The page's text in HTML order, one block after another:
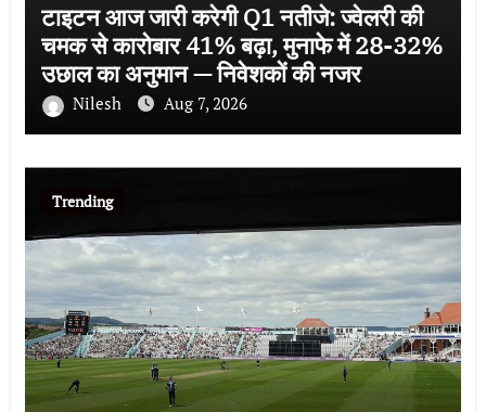
टाइटन आज जारी करेगी Q1 नतीजे: ज्वेलरी की
चमक से कारोबार 41% बढ़ा, मुनाफे में 28-32%
उछाल का अनुमान — निवेशकों की नजर
Nilesh Aug 7, 2026
Trending